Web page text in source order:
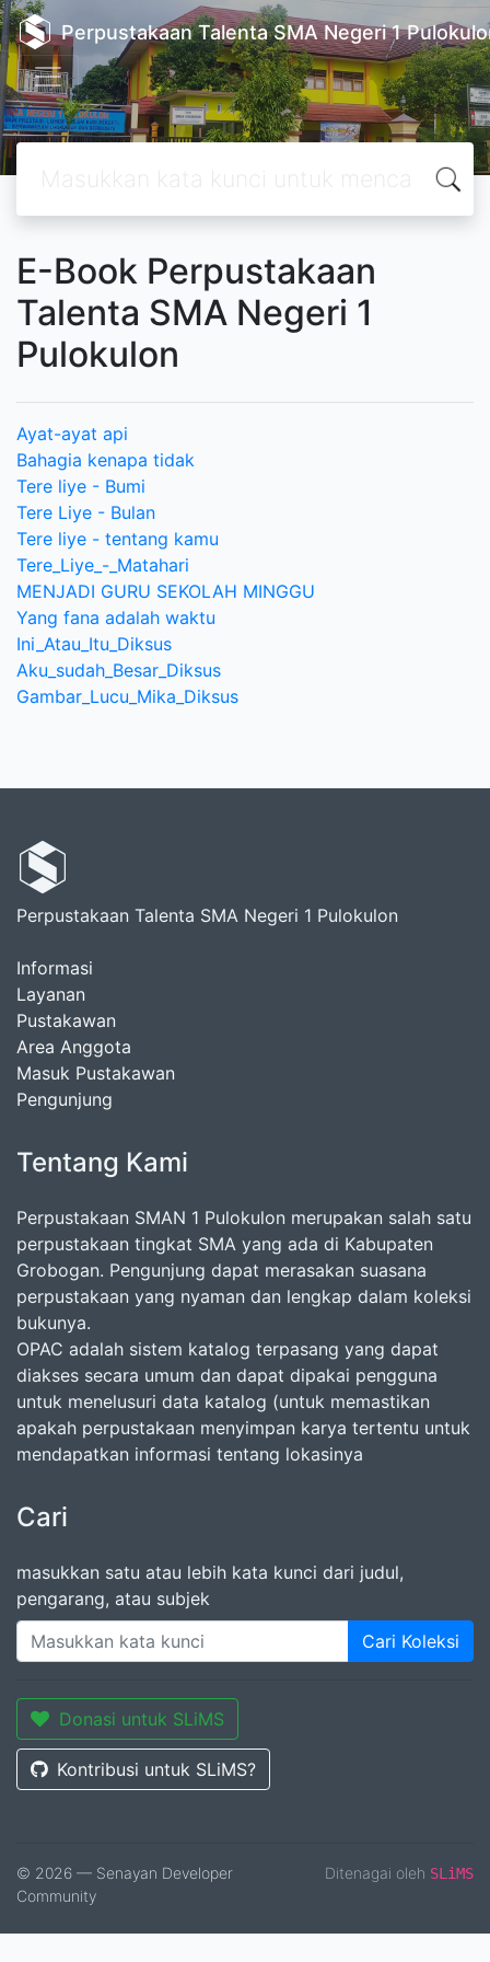
Perpustakaan Talenta SMA Negeri 1
E-Book Perpustakaan
Talenta SMA Negeri 1
Pulokulon
Ayat-ayat api
Bahagia kenapa tidak
Tere liye - Bumi
Tere Liye - Bulan
Tere liye - tentang kamu
Tere_Liye_-_Matahari
MENJADI GURU SEKOLAH MINGGU
Yang fana adalah waktu
Ini_Atau_Itu_Diksus
Aku_sudah_Besar_Diksus
Gambar_Lucu_Mika_Diksus
Perpustakaan Talenta SMA Negeri 1 Pulokulon
Informasi
Layanan
Pustakawan
Area Anggota
Masuk Pustakawan
Pengunjung
Tentang Kami
Perpustakaan SMAN 1 Pulokulon merupakan salah satu
perpustakaan tingkat SMA yang ada di Kabupaten
Grobogan. Pengunjung dapat merasakan suasana
perpustakaan yang nyaman dan lengkap dalam koleksi
bukunya.
OPAC adalah sistem katalog terpasang yang dapat
diakses secara umum dan dapat dipakai pengguna
untuk menelusuri data katalog (untuk memastikan
apakah perpustakaan menyimpan karya tertentu untuk
mendapatkan informasi tentang lokasinya
Cari
masukkan satu atau lebih kata kunci dari judul,
pengarang, atau subjek
Cari Koleksi
Donasi untuk SLiMS
Kontribusi untuk SLiMS?
© 2026 — Senayan Developer
Community
Ditenagai oleh SLiMS